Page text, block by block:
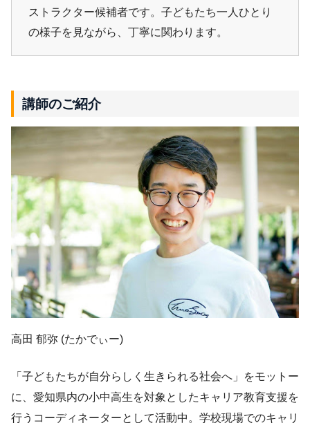
ストラクター候補者です。子どもたち一人ひとり
の様子を見ながら、丁寧に関わります。
講師のご紹介
高田 郁弥 (たかでぃー)
「子どもたちが自分らしく生きられる社会へ」をモットー
に、愛知県内の小中高生を対象としたキャリア教育支援を
行うコーディネーターとして活動中。学校現場でのキャリ